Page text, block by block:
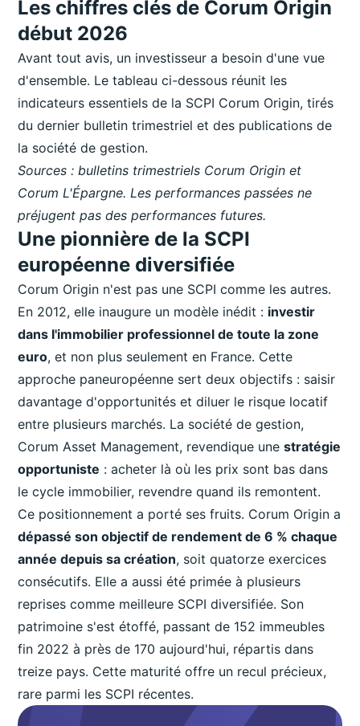
Les chiffres clés de Corum Origin
début 2026
Avant tout avis, un investisseur a besoin d'une vue
d'ensemble. Le tableau ci-dessous réunit les
indicateurs essentiels de la SCPI Corum Origin, tirés
du dernier bulletin trimestriel et des publications de
la société de gestion.
Sources : bulletins trimestriels Corum Origin et
Corum L'Épargne. Les performances passées ne
préjugent pas des performances futures.
Une pionnière de la SCPI
européenne diversifiée
Corum Origin n'est pas une SCPI comme les autres.
En 2012, elle inaugure un modèle inédit : investir
dans l'immobilier professionnel de toute la zone
euro, et non plus seulement en France. Cette
approche paneuropéenne sert deux objectifs : saisir
davantage d'opportunités et diluer le risque locatif
entre plusieurs marchés. La société de gestion,
Corum Asset Management, revendique unestratégie
opportuniste : acheter là où les prix sont bas dans
le cycle immobilier, revendre quand ils remontent.
Ce positionnement a porté ses fruits. Corum Origin a
dépassé son objectif de rendement de 6 % chaque
année depuis sa création, soit quatorze exercices
consécutifs. Elle a aussi été primée à plusieurs
reprises comme meilleure SCPI diversifiée. Son
patrimoine s'est étoffé, passant de 152 immeubles
fin 2022 à près de 170 aujourd'hui, répartis dans
treize pays. Cette maturité offre un recul précieux,
rare parmi les SCPI récentes.